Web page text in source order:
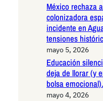
México rechaza
colonizadora
incidente en
tensiones
mayo 5, 2026
Educación
deja de llorar (y
bolsa emocional).
mayo 4, 2026